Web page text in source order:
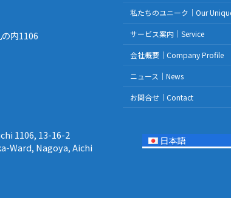
内1106
1106, 13-16-2
Ward, Nagoya, Aichi
私たちのユニーク｜Our
サービス案内｜Service
会社概要｜Company Profile
ニュース｜News
お問合せ｜Contact
日本語